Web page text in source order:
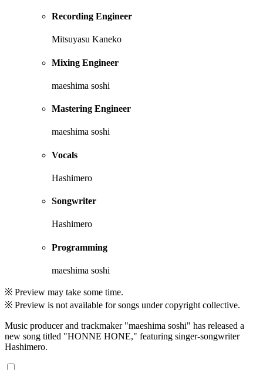
Recording Engineer
Mitsuyasu Kaneko
Mixing Engineer
maeshima soshi
Mastering Engineer
maeshima soshi
Vocals
Hashimero
Songwriter
Hashimero
Programming
maeshima soshi
※ Preview may take some time.
※ Preview is not available for songs under copyright collective.
Music producer and trackmaker "maeshima soshi" has released a
new song titled "HONNE HONE," featuring singer-songwriter
Hashimero.